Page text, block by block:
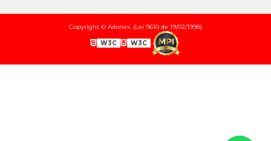
Copyright © Adonex. (Lei 9610 de 19/02/1998)
W3C W3C